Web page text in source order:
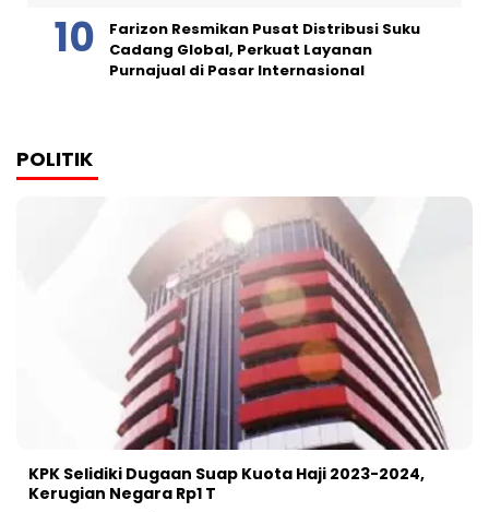
Farizon Resmikan Pusat Distribusi Suku
Cadang Global, Perkuat Layanan
Purnajual di Pasar Internasional
POLITIK
KPK Selidiki Dugaan Suap Kuota Haji 2023-2024,
Kerugian Negara Rp1 T